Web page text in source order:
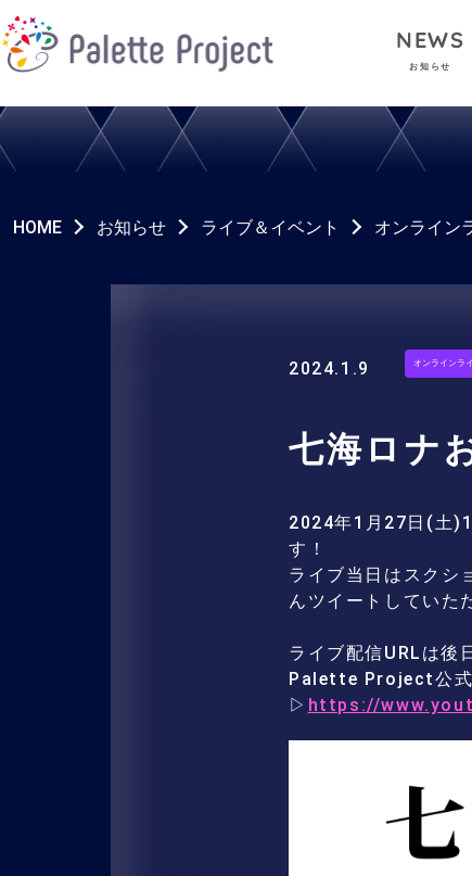
NEWS
お知らせ
HOME お知らせ ライブ＆イベント オンライン
2024.1.9 オンラインラ
七海ロナ
2024年1月27日(土
す！
ライブ当日はスクシ
んツイートしていた
ライブ配信URLは後
Palette Project公式
▷ https://